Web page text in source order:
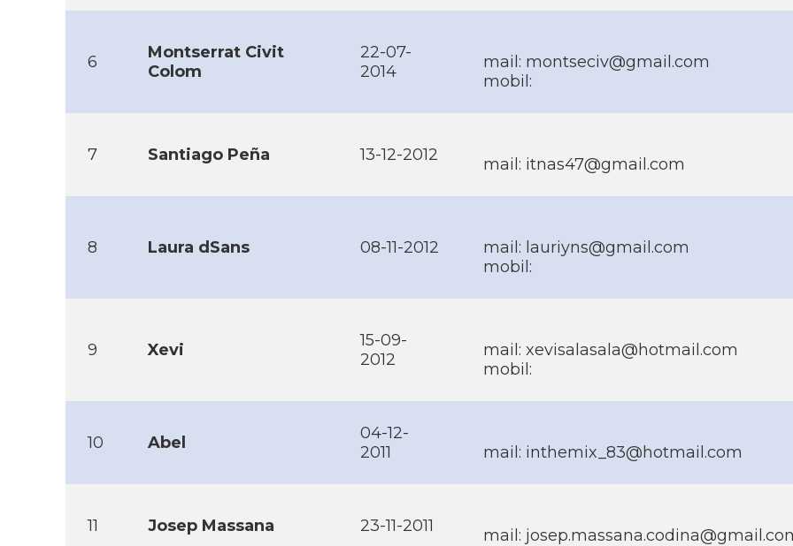
6
Montserrat Civit
Colom
22-07-
2014
mail: montseciv@gmail.com
mobil:
7 Santiago Peña 13-12-2012 mail: itnas47@gmail.com
8 Laura dSans 08-11-2012
mail: lauriyns@gmail.com
mobil:
9 Xevi
15-09-
2012
mail: xevisalasala@hotmail.com
mobil:
10 Abel
04-12-
2011
mail: inthemix_83@hotmail.com
11 Josep Massana 23-11-2011 mail: